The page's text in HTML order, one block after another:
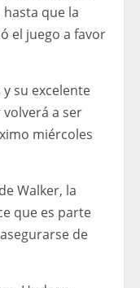
que la
el juego a favor
su excelente
a ser
miércoles
Walker, la
que es parte
de